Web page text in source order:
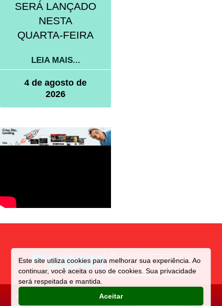
Este site utiliza cookies para melhorar sua experiência. Ao
continuar, você aceita o uso de cookies. Sua privacidade
será respeitada e mantida.
Aceitar
SERÁ LANÇADO
NESTA
QUARTA-FEIRA
LEIA MAIS...
4 de agosto de
2026